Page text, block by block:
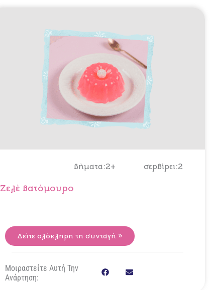
βήματα:2+ σερβίρει:2
Ζελέ βατόμουρο
Δείτε ολόκληρη τη συνταγή »
Μοιραστείτε Αυτή Την
Ανάρτηση: